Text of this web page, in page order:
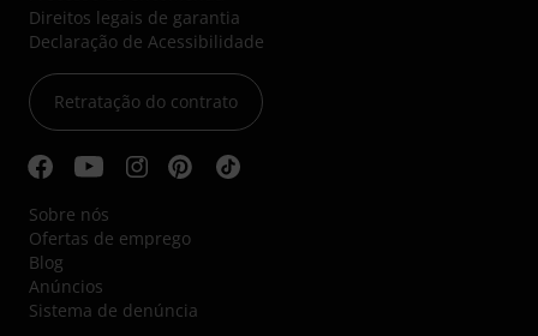
Direitos legais de garantia
Declaração de Acessibilidade
Retratação do contrato
Sobre nós
Ofertas de emprego
Blog
Anúncios
Sistema de denúncia